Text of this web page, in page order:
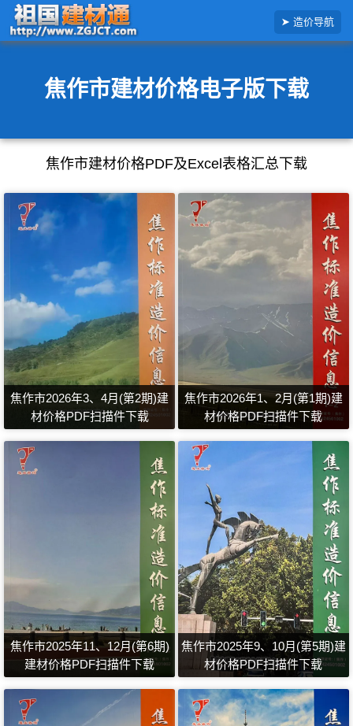
息
造价导航
焦作市建材价格电子版下载
焦作市建材价格PDF及Excel表格汇总下载
焦作市2026年3、4月(第2期)建
材价格PDF扫描件下载
焦作市2026年1、2月(第1期)建
材价格PDF扫描件下载
焦作市2025年11、12月(第6期)
建材价格PDF扫描件下载
焦作市2025年9、10月(第5期)建
材价格PDF扫描件下载